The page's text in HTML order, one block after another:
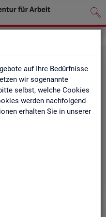
auf Ihre Bedürfnisse
wir sogenannte
selbst, welche Cookies
werden nachfolgend
erhalten Sie in unserer
Hin­wei­se
methodische Hinweise
Themen, z. B. zur